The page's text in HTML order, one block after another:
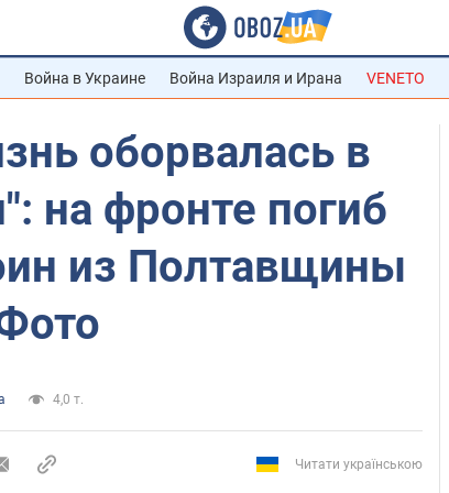
Война в Украине Война Израиля и Ирана VENETO
оборвалась в
на фронте погиб
из Полтавщины
4,0 т.
Читати українською